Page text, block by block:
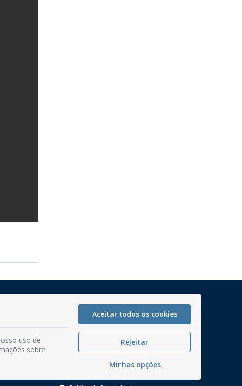
Perguntas frequentes
uso de
sobre
Aceitar todos os cookies
Rejeitar
Minhas opções